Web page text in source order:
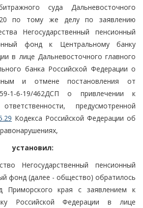
суда Дальневосточного
по тому же делу по заявлению
Негосударственный пенсионный
фонд к Центральному банку
в лице Дальневосточного главного
банка Российской Федерации о
и отмене постановления от
1-6-19/462ДСП о привлечении к
предусмотренной
Кодекса Российской Федерации об
установил:
Негосударственный пенсионный
фонд (далее - общество) обратилось
Приморского края с заявлением к
Российской Федерации в лице